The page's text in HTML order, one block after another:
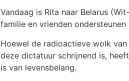
Vandaag is Rita naar Belarus
familie en vrienden
Hoewel de radioactieve wolk
deze dictatuur schrijnend is,
is van levensbelang.